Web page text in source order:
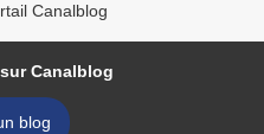
Canalblog
Canalblog
blog